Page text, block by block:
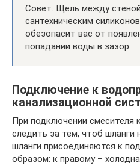
Совет. Щель между
сантехническим
обезопасит вас от
попадании воды в зазор.
Подключение к
канализационной
При подключении смесителя
следить за тем, чтоб шланги
шланги присоединяются к
образом: к правому –